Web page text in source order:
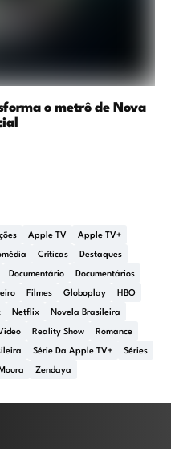
o metrô de Nova
Apple TV Apple TV+
Críticas Destaques
Documentário Documentários
Filmes Globoplay HBO
Netflix Novela Brasileira
Reality Show Romance
Série Da Apple TV+ Séries
Zendaya